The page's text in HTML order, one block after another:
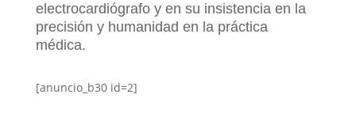
electrocardiógrafo y en su insistencia en la
precisión y humanidad en la práctica
médica.
[anuncio_b30 id=2]